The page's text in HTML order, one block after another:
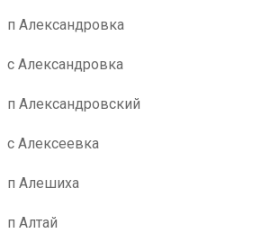
п Александровка
с Александровка
п Александровский
с Алексеевка
п Алешиха
п Алтай